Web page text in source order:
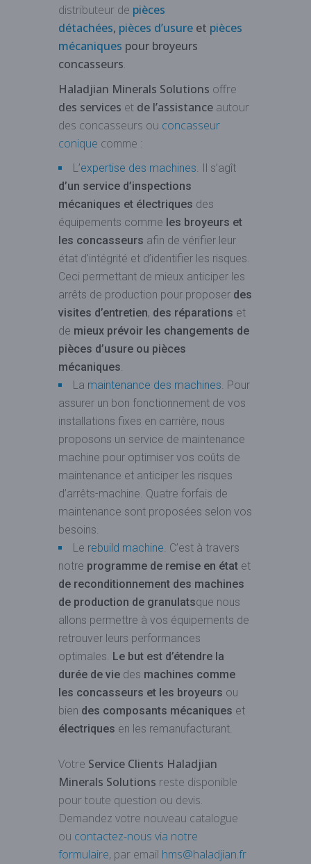
distributeur de pièces
détachées, pièces d’usure et pièces
mécaniques pour broyeurs
concasseurs.
Haladjian Minerals Solutions offre
des services et de l’assistance autour
des concasseurs ou concasseur
conique comme :
L’expertise des machines. Il s’agît
d’un service d’inspections
mécaniques et électriques des
équipements comme les broyeurs et
les concasseurs afin de vérifier leur
état d’intégrité et d’identifier les risques.
Ceci permettant de mieux anticiper les
arrêts de production pour proposer des
visites d’entretien, des réparations et
de mieux prévoir les changements de
pièces d’usure ou pièces
mécaniques.
La maintenance des machines. Pour
assurer un bon fonctionnement de vos
installations fixes en carrière, nous
proposons un service de maintenance
machine pour optimiser vos coûts de
maintenance et anticiper les risques
d’arrêts-machine. Quatre forfais de
maintenance sont proposées selon vos
besoins.
Le rebuild machine. C’est à travers
notre programme de remise en état et
de reconditionnement des machines
de production de granulatsque nous
allons permettre à vos équipements de
retrouver leurs performances
optimales. Le but est d’étendre la
durée de vie des machines comme
les concasseurs et les broyeurs ou
bien des composants mécaniques et
électriques en les remanufacturant.
Votre Service Clients Haladjian
Minerals Solutions reste disponible
pour toute question ou devis.
Demandez votre nouveau catalogue
ou contactez-nous via notre
formulaire, par email hms@haladjian.fr